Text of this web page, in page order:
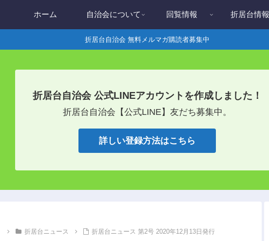
ホーム 自治会について 回覧情報 折居台情報
折居台自治会 無料メルマガ購読者募集中
折居台自治会 公式LINEアカウントを作成しました！
折居台自治会【公式LINE】友だち募集中。
詳しい登録方法はこちら
折居台ニュース 折居台ニュース 第2号 2020年12月13日発行